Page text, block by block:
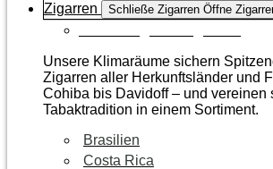
Zigarren Schließe Zigarren Öffne
Unsere Klimaräume sichern
Zigarren aller Herkunftsländer und
Cohiba bis Davidoff – und vereinen
Tabaktradition in einem Sortiment.
Brasilien
Costa Rica